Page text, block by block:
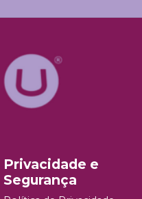
Privacidade e
Segurança